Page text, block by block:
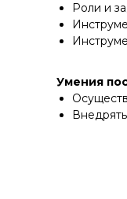
Роли и
Умения